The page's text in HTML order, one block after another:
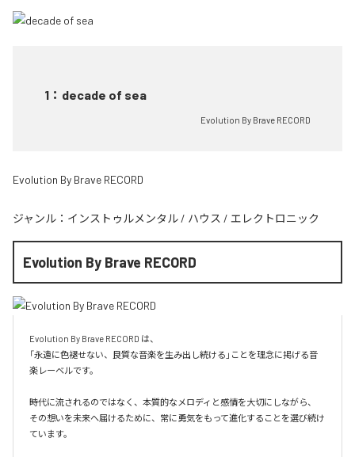
1 ： decade of sea
Evolution By Brave RECORD
Evolution By Brave RECORD
ジャンル： インストゥルメンタル / ハウス / エレクトロニック
Evolution By Brave RECORD
Evolution By Brave RECORD は、
「永遠に色褪せない、良質な音楽を生み出し続ける」ことを理念に掲げる音
楽レーベルです。
時代に流されるのではなく、本質的なメロディと感情を大切にしながら、
その想いを未来へ届けるために、常に勇気をもって進化することを選び続け
ています。